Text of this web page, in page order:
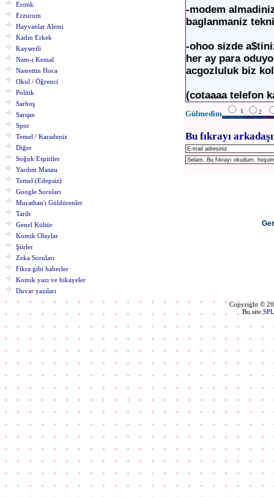
Erotik
Erzurum
Hayvanlar Alemi
Kadın Erkek
Kayserili
Nam-ı Kemal
Nasrettin Hoca
Okul / Öğrenci
Politik
Sarhoş
Sarışın
Spor
Temel / Karadeniz
Diğer
Soğuk Espiriler
Yardım Masası
Temel (Edepsiz)
Google Soruları
Murathan'ı Güldürenler
Tarih
Genel Kültür
Komik Olaylar
Şiirler
Zeka Soruları
Fikra gibi haberler
Komik yazı ve hikayeler
Duvar yazıları
-modem
baglanmaniz
-ohoo sizde
her ay para
acgozluluk biz
(cotaaaa telefon
Gülmedim 1 2
Bu fıkrayı
Copyright ©
Bu siteSPL